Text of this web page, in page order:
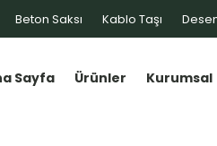
Beton Saksı Kablo Taşı
Sayfa Ürünler Kurumsal